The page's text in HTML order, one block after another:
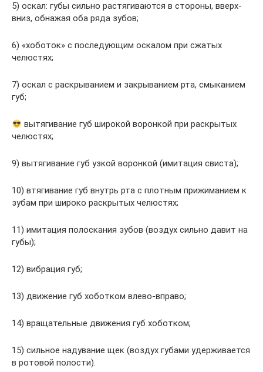
5) оскал: губы сильно растягиваются в стороны, вверх-
вниз, обнажая оба ряда зубов;
6) «хоботок» с последующим оскалом при сжатых
челюстях;
7) оскал с раскрыванием и закрыванием рта, смыканием
губ;
вытягивание губ широкой воронкой при раскрытых
челюстях;
9) вытягивание губ узкой воронкой (имитация свиста);
10) втягивание губ внутрь рта с плотным прижиманием к
зубам при широко раскрытых челюстях;
11) имитация полоскания зубов (воздух сильно давит на
губы);
12) вибрация губ;
13) движение губ хоботком влево-вправо;
14) вращательные движения губ хоботком;
15) сильное надувание щек (воздух губами удерживается
в ротовой полости).